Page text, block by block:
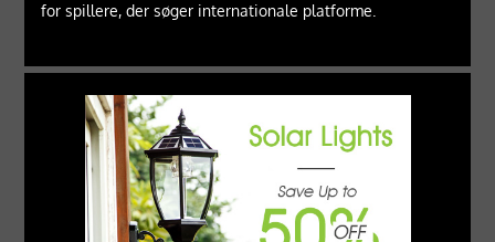
for spillere, der søger internationale platforme.